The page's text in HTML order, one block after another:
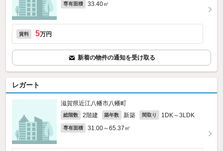
専有面積 33.40㎡
賃料 5万円
新着の物件の通知を受け取る
レガート
滋賀県近江八幡市八幡町
総階数 2階建 築年数 新築 間取り 1DK～3LDK
専有面積 31.00～65.37㎡